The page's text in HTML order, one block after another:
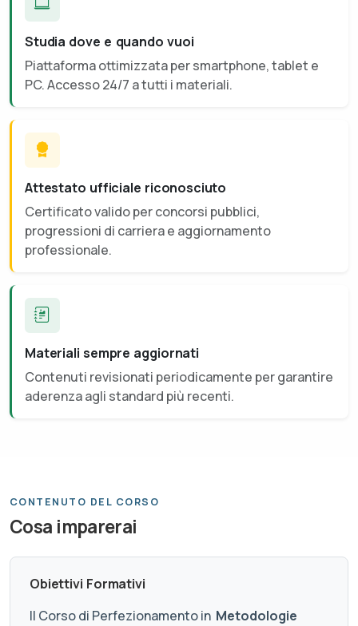
Studia dove e quando vuoi
Piattaforma ottimizzata per smartphone, tablet e
PC. Accesso 24/7 a tutti i materiali.
Attestato ufficiale riconosciuto
Certificato valido per concorsi pubblici,
progressioni di carriera e aggiornamento
professionale.
Materiali sempre aggiornati
Contenuti revisionati periodicamente per garantire
aderenza agli standard più recenti.
CONTENUTO DEL CORSO
Cosa imparerai
Obiettivi Formativi
Il Corso di Perfezionamento in Metodologie